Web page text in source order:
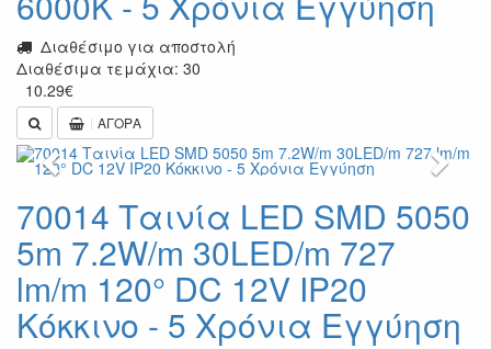
Διαθέσιμο για αποστολή
Διαθέσιμα τεμάχια: 30
10.29€
ΑΓΟΡΑ
Previous Next
70014 Ταινία LED SMD 5050
5m 7.2W/m 30LED/m 727
lm/m 120° DC 12V IP20
Κόκκινο - 5 Χρόνια Εγγύηση